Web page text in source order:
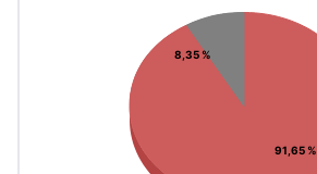
Pie chart with 2 slices.
View as data table, Chart
91,65 %
8,35 %